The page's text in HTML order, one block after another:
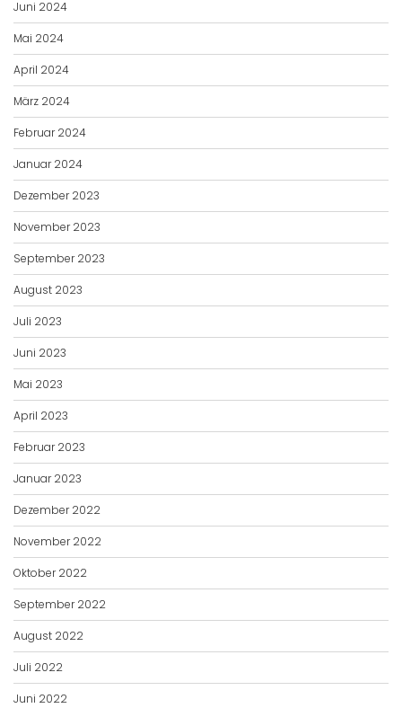
Juni 2024
Mai 2024
April 2024
März 2024
Februar 2024
Januar 2024
Dezember 2023
November 2023
September 2023
August 2023
Juli 2023
Juni 2023
Mai 2023
April 2023
Februar 2023
Januar 2023
Dezember 2022
November 2022
Oktober 2022
September 2022
August 2022
Juli 2022
Juni 2022